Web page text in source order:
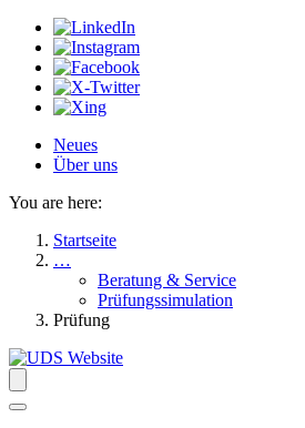
Neues
Über uns
You are here:
Startseite
…
Beratung & Service
Prüfungssimulation
Prüfung